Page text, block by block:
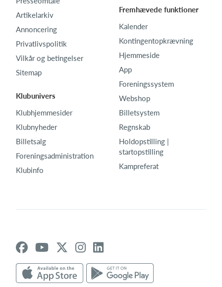
Artikelarkiv
Annoncering
Privatlivspolitik
Vilkår og betingelser
Sitemap
Klubunivers
Klubhjemmesider
Klubnyheder
Billetsalg
Foreningsadministration
Klubinfo
Fremhævede funktioner
Kalender
Kontingentopkrævning
Hjemmeside
App
Foreningssystem
Webshop
Billetsystem
Regnskab
Holdopstilling |
startopstilling
Kampreferat